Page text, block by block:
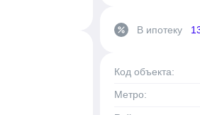
percent В ипотеку
Код объекта:
Метро: